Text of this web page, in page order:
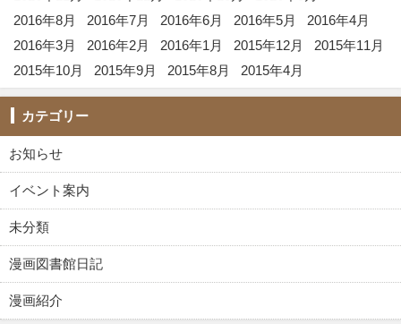
2016年8月
2016年7月 2016年6月 2016年5月
2016年4月
2016年3月
2016年2月 2016年1月 2015年12月
2015年11月
2015年10月
2015年9月 2015年8月 2015年4月
カテゴリー
お知らせ
イベント案内
未分類
漫画図書館日記
漫画紹介